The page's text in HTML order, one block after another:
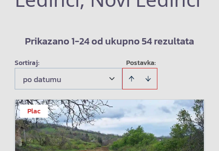
Prikazano 1-24 od ukupno 54 rezultata
Postavka:
Sortiraj:
po datumu
Plac